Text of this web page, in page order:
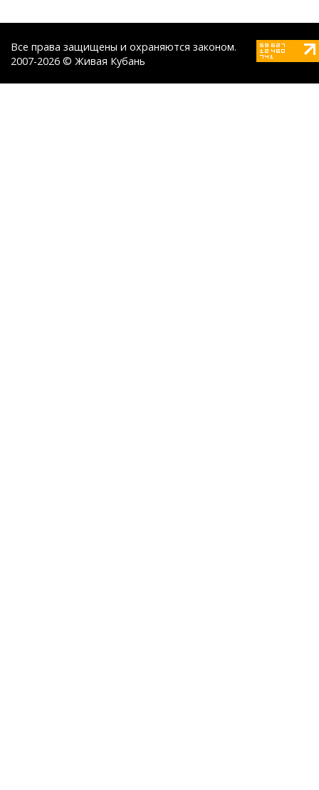
Все права защищены и охраняются законом.
2007-2026 © Живая Кубань